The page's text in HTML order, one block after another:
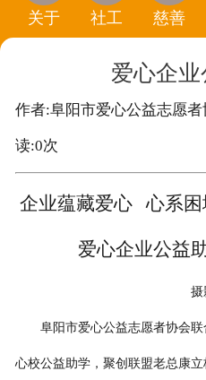
关于 社工 慈善
爱心企
作者:阜阳市爱心公益志愿者
读:0次
企业蕴藏爱心 心系
爱心企业公益
摄影：岳杰
阜阳市爱心公益志愿者协会
心校公益助学， 聚创联盟老总康立